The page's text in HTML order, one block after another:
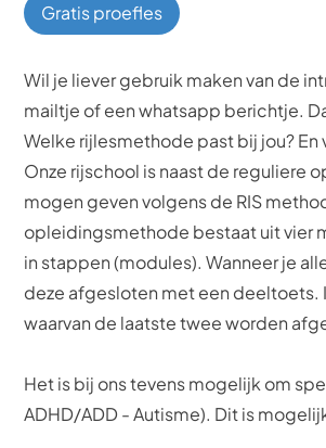
Gratis proefles
Wil je liever gebruik maken van de
mailtje of een whatsapp berichtje.
Welke rijlesmethode past bij jou?
Onze rijschool is naast de
mogen geven volgens de RIS
opleidingsmethode bestaat uit vier
in stappen (modules). Wanneer je
deze afgesloten met een
waarvan de laatste twee worden
Het is bij ons tevens mogelijk om
ADHD/ADD - Autisme). Dit is